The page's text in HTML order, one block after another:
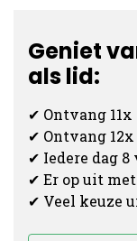
Geniet
als lid:
✔ Ontvang
✔ Ontvang
✔ Iedere dag
✔ Er op uit
✔ Veel keuze